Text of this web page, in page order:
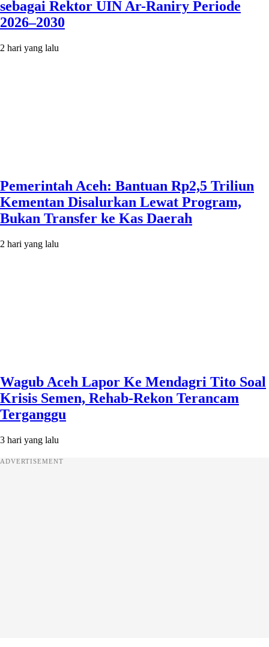
sebagai Rektor UIN Ar-Raniry Periode
2026–2030
2 hari yang lalu
Pemerintah Aceh: Bantuan Rp2,5 Triliun
Kementan Disalurkan Lewat Program,
Bukan Transfer ke Kas Daerah
2 hari yang lalu
Wagub Aceh Lapor Ke Mendagri Tito Soal
Krisis Semen, Rehab-Rekon Terancam
Terganggu
3 hari yang lalu
ADVERTISEMENT